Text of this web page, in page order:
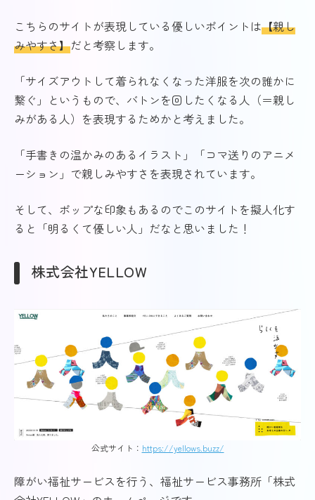
こちらのサイトが表現している優しいポイントは【親し
みやすさ】だと考察します。
「サイズアウトして着られなくなった洋服を次の誰かに
繋ぐ」というもので、バトンを回したくなる人（＝親し
みがある人）を表現するためかと考えました。
「手書きの温かみのあるイラスト」「コマ送りのアニメ
ーション」で親しみやすさを表現されています。
そして、ポップな印象もあるのでこのサイトを擬人化す
ると「明るくて優しい人」だなと思いました！
株式会社YELLOW
公式サイト： https://yellows.buzz/
障がい福祉サービスを行う、福祉サービス事務所「株式